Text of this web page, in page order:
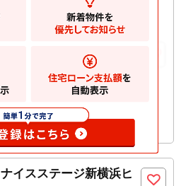
横須賀市安針台
66.59m2
お気に入りに追加
ナイスステージ新横浜ヒ